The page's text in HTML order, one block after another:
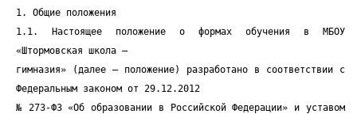
1. Общие положения
1.1. Настоящее положение о формах обучения в МБОУ
«Штормовская школа –
гимназия» (далее — положение) разработано в соответствии с
Федеральным законом от 29.12.2012
№ 273-ФЗ «Об образовании в Российской Федерации» и уставом